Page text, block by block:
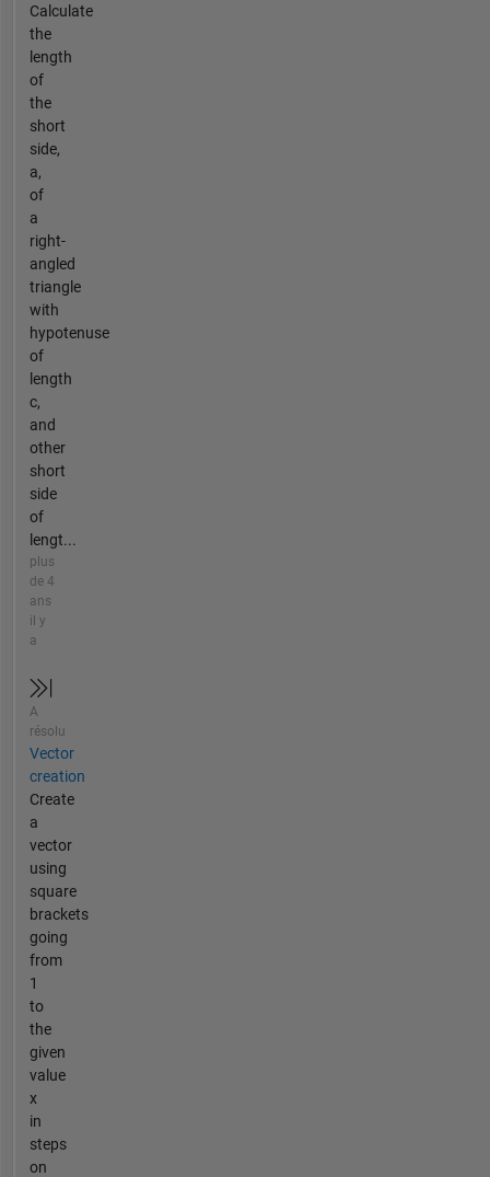
Calculate
the
length
of
the
short
side,
a,
of
a
right-
angled
triangle
with
hypotenuse
of
length
c,
and
other
short
side
of
lengt...
plus
de 4
ans
il y
a
A
résolu
Vector
creation
Create
a
vector
using
square
brackets
going
from
1
to
the
given
value
x
in
steps
on